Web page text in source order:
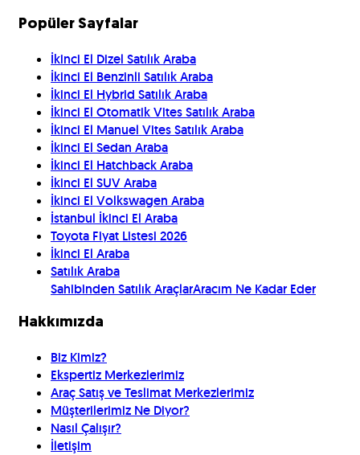
Popüler Sayfalar
İkinci El Dizel Satılık Araba
İkinci El Benzinli Satılık Araba
İkinci El Hybrid Satılık Araba
İkinci El Otomatik Vites Satılık Araba
İkinci El Manuel Vites Satılık Araba
İkinci El Sedan Araba
İkinci El Hatchback Araba
İkinci El SUV Araba
İkinci El Volkswagen Araba
İstanbul İkinci El Araba
Toyota Fiyat Listesi 2026
İkinci El Araba
Satılık Araba
Sahibinden Satılık AraçlarAracım Ne Kadar Eder
Hakkımızda
Biz Kimiz?
Ekspertiz Merkezlerimiz
Araç Satış ve Teslimat Merkezlerimiz
Müşterilerimiz Ne Diyor?
Nasıl Çalışır?
İletişim